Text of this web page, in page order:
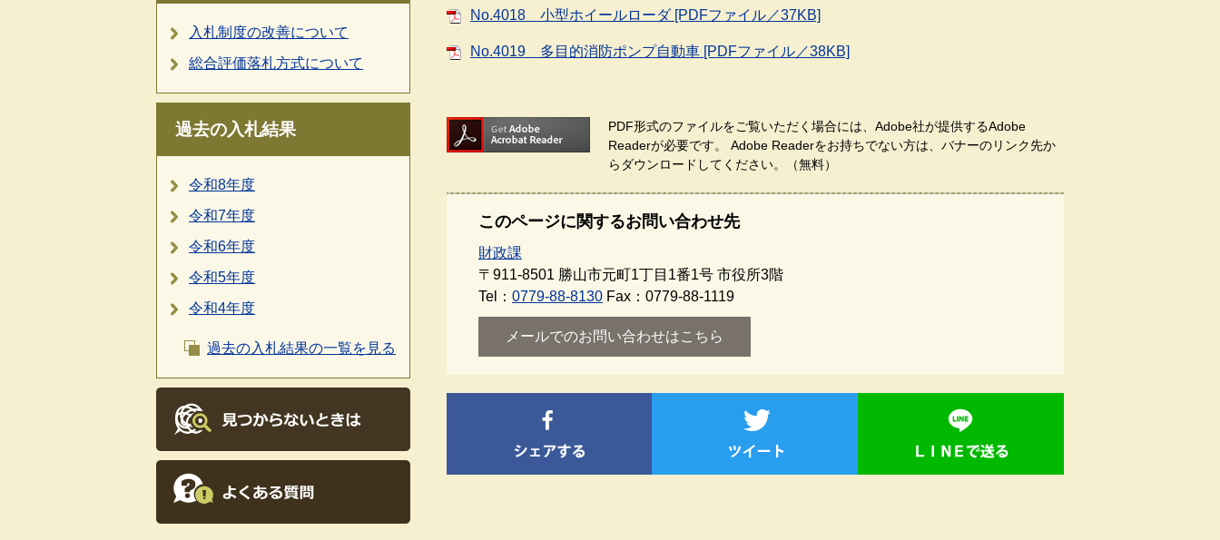
入札制度の改善について
総合評価落札方式について
過去の入札結果
令和8年度
令和7年度
令和6年度
令和5年度
令和4年度
過去の入札結果の一覧を見る
No.4018 小型ホイールローダ [PDFファイル／37KB]
No.4019 多目的消防ポンプ自動車 [PDFファイル／38KB]
PDF形式のファイルをご覧いただく場合には、Adobe社が提供するAdobe
Readerが必要です。
Adobe Readerをお持ちでない方は、バナーのリンク先か
らダウンロードしてください。（無料）
このページに関するお問い合わせ先
財政課
〒911-8501 勝山市元町1丁目1番1号 市役所3階
Tel： 0779-88-8130 Fax：0779-88-1119
メールでのお問い合わせはこちら